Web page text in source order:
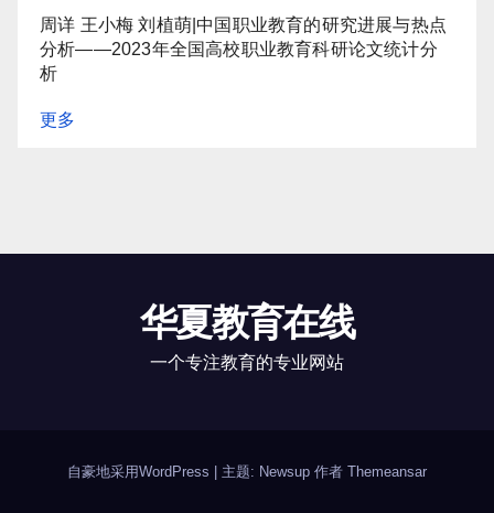
周详 王小梅 刘植萌|中国职业教育的研究进展与热点
分析——2023年全国高校职业教育科研论文统计分
析
更多
华夏教育在线
一个专注教育的专业网站
自豪地采用WordPress 主题: Newsup 作者 Themeansar